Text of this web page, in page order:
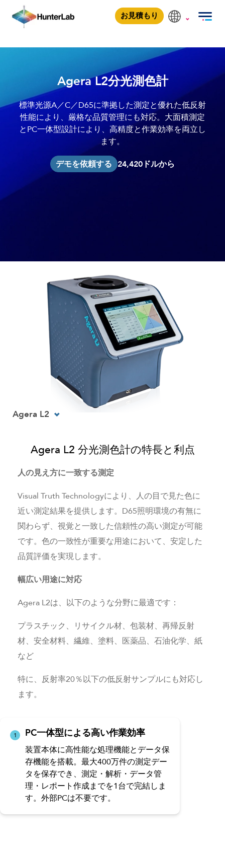
お見積もり
Agera L2
Agera L2分光測色計
標準光源A／C／D65に準拠した測定と優れた低反射
性能により、厳格な品質管理にも対応。大面積測定
とPC一体型設計により、高精度と作業効率を両立し
ます。
デモを依頼する 24,420ドルから
Agera L2
Agera L2 分光測色計の特長と利点
人の見え方に一致する測定
Visual Truth Technologyにより、人の目で見た色に
近い測定結果を提供します。D65照明環境の有無に
関わらず、視覚と一致した信頼性の高い測定が可能
です。色の一致性が重要な用途において、安定した
品質評価を実現します。
幅広い用途に対応
Agera L2は、以下のような分野に最適です：
プラスチック、リサイクル材、包装材、再帰反射
材、安全材料、繊維、塗料、医薬品、石油化学、紙
など
特に、反射率20％以下の低反射サンプルにも対応し
ます。
1 PC一体型による高い作業効率
装置本体に高性能な処理機能とデータ保
存機能を搭載。最大400万件の測定デー
タを保存でき、測定・解析・データ管
理・レポート作成までを1台で完結しま
す。外部PCは不要です。